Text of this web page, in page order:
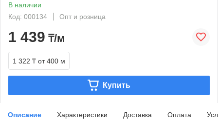
В наличии
Код: 000134
Опт и розница
1 439 ₸/м
1 322 ₸ от 400 м
Купить
Описание Характеристики Доставка Оплата